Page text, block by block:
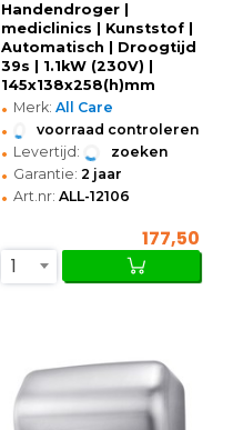
Handendroger |
mediclinics | Kunststof |
Automatisch | Droogtijd
39s | 1.1kW (230V) |
145x138x258(h)mm
• Merk: All Care
• voorraad controleren
• Levertijd: zoeken
• Garantie: 2 jaar
• Art.nr: ALL-12106
177,50
1